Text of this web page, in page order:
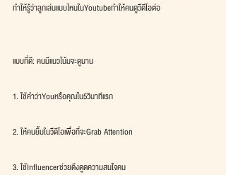
ทำให้รู้ว่าลูกเล่นแบบไหนในYoutubeทำให้คนดูวีดีโอต่อ
แบบที่ดี: คนมีแนวโน้มจะดูนาน
1. ใช้คำว่าYouหรือคุณใน5วินาทีแรก
2. ให้คนยิ้มในวีดีโอเพื่อที่จะGrab Attention
3. ใช้Influencerช่วยดึงดูดความสนใจคน